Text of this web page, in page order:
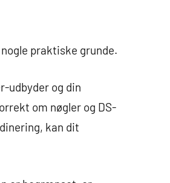
praktiske grunde.
udbyder og din
om nøgler og DS-
kan dit